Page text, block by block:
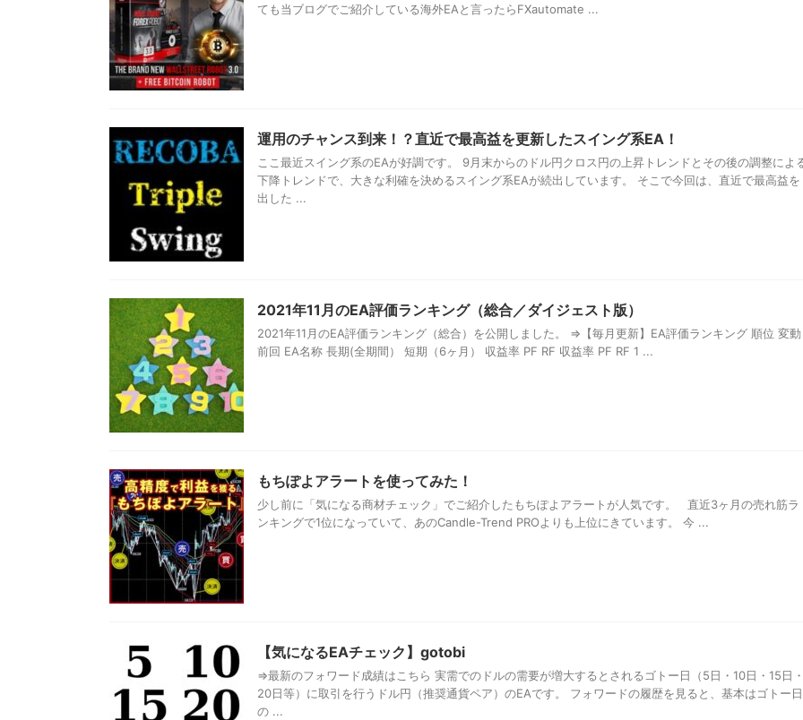
ても当ブログでご紹介している海外EAと言ったらFXautomate ...
運用のチャンス到来！？直近で最高益を更新したスイング系EA！
ここ最近スイング系のEAが好調です。 9月末からのドル円クロス円の上昇トレンドとその後の調整によ
下降トレンドで、大きな利確を決めるスイング系EAが続出しています。 そこで今回は、直近で最高益を
出した ...
2021年11月のEA評価ランキング（総合／ダイジェスト版）
2021年11月のEA評価ランキング（総合）を公開しました。 ⇒【毎月更新】EA評価ランキング 順位 変動
前回 EA名称 長期(全期間） 短期（6ヶ月） 収益率 PF RF 収益率 PF RF 1 ...
もちぽよアラートを使ってみた！
少し前に「気になる商材チェック」でご紹介したもちぽよアラートが人気です。 直近3ヶ月の売れ筋ラ
ンキングで1位になっていて、あのCandle-Trend PROよりも上位にきています。 今 ...
【気になるEAチェック】gotobi
⇒最新のフォワード成績はこちら 実需でのドルの需要が増大するとされるゴトー日（5日・10日・15日
20日等）に取引を行うドル円（推奨通貨ペア）のEAです。 フォワードの履歴を見ると、基本はゴトー日
の ...